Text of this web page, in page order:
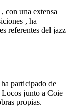
con una extensa
, ha
referentes del jazz
participado de
junto a Coie
propias.